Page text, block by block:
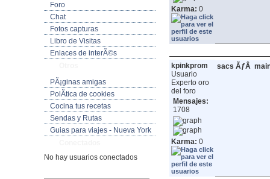
Foro
Chat
Fotos capturas
Libro de Visitas
Enlaces de interÃ©s
PÃ¡ginas amigas
PolÃ­tica de cookies
Cocina tus recetas
Sendas y Rutas
Guias para viajes - Nueva York
No hay usuarios conectados
Karma: 0
kpinkprom
Usuario
Experto oro
del foro
Mensajes:
1708
Karma: 0
sacs ÃƒÂ